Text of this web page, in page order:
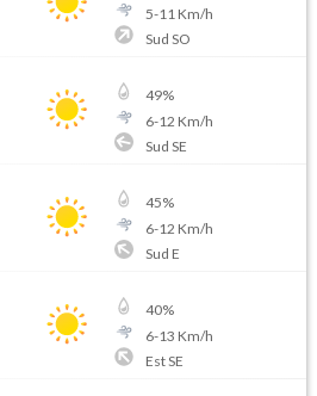
5-11 Km/h
Sud SO
49%
6-12 Km/h
Sud SE
45%
6-12 Km/h
Sud E
40%
6-13 Km/h
Est SE